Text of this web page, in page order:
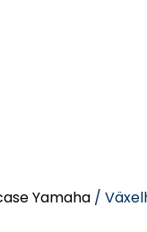
Yamaha /